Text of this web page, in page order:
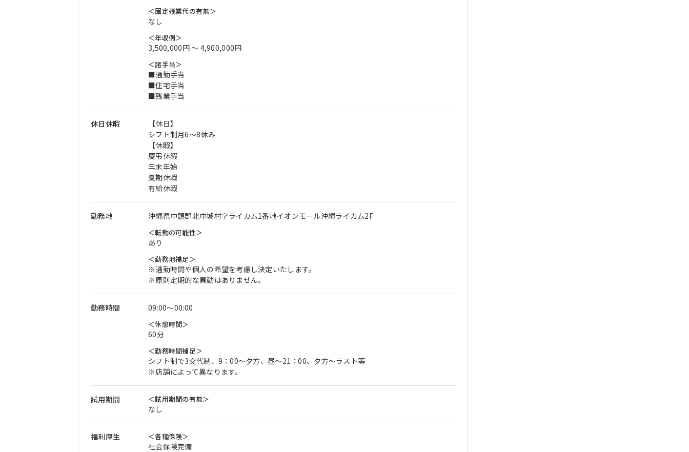
＜固定残業代の有無＞
なし
＜年収例＞
3,500,000円 〜 4,900,000円
＜諸手当＞
■通勤手当
■住宅手当
■残業手当
休日休暇
【休日】
シフト制月6～8休み
【休暇】
慶弔休暇
年末年始
夏期休暇
有給休暇
勤務地 沖縄県中頭郡北中城村字ライカム1番地イオンモール沖縄ライカム2F
＜転勤の可能性＞
あり
＜勤務地補足＞
※通勤時間や個人の希望を考慮し決定いたします。
※原則定期的な異動はありません。
勤務時間 09:00〜00:00
＜休憩時間＞
60分
＜勤務時間補足＞
シフト制で3交代制、9：00～夕方、昼～21：00、夕方～ラスト等
※店舗によって異なります。
試用期間 ＜試用期間の有無＞
なし
福利厚生 ＜各種保険＞
社会保険完備